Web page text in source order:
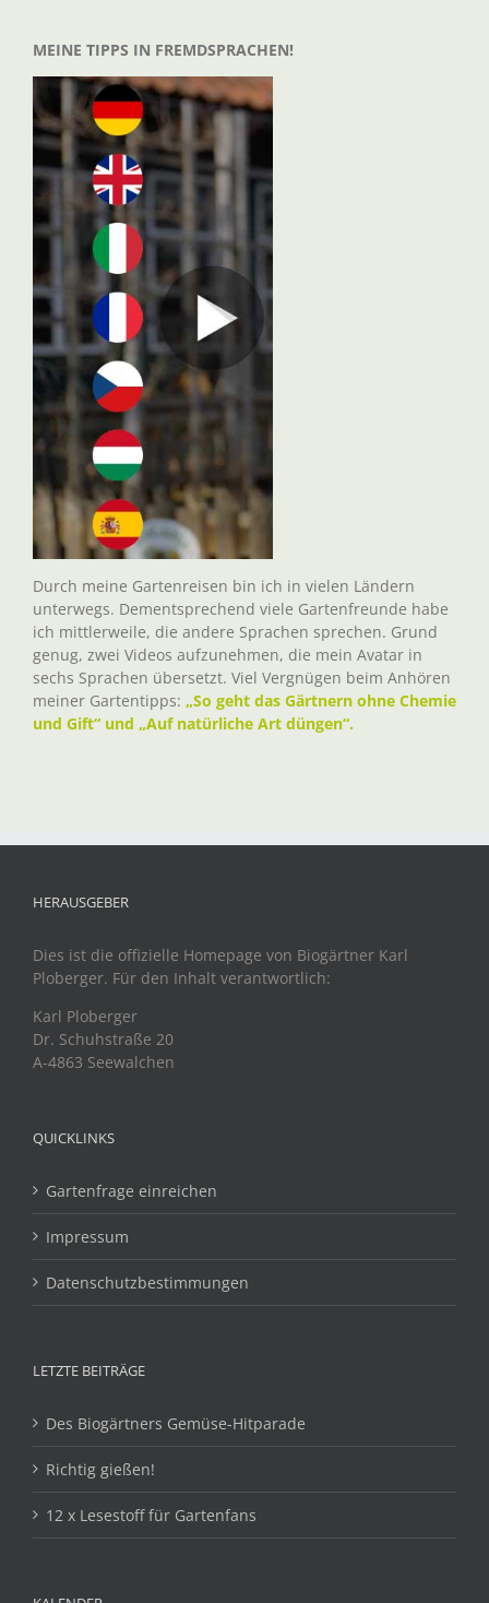
MEINE TIPPS IN FREMDSPRACHEN!
Durch meine Gartenreisen bin ich in vielen Ländern
unterwegs. Dementsprechend viele Gartenfreunde habe
ich mittlerweile, die andere Sprachen sprechen. Grund
genug, zwei Videos aufzunehmen, die mein Avatar in
sechs Sprachen übersetzt. Viel Vergnügen beim Anhören
meiner Gartentipps: „So geht das Gärtnern ohne Chemie
und Gift“ und „Auf natürliche Art düngen“.
HERAUSGEBER
Dies ist die offizielle Homepage von Biogärtner Karl
Ploberger. Für den Inhalt verantwortlich:
Karl Ploberger
Dr. Schuhstraße 20
A-4863 Seewalchen
QUICKLINKS
Gartenfrage einreichen
Impressum
Datenschutzbestimmungen
LETZTE BEITRÄGE
Des Biogärtners Gemüse-Hitparade
Richtig gießen!
12 x Lesestoff für Gartenfans